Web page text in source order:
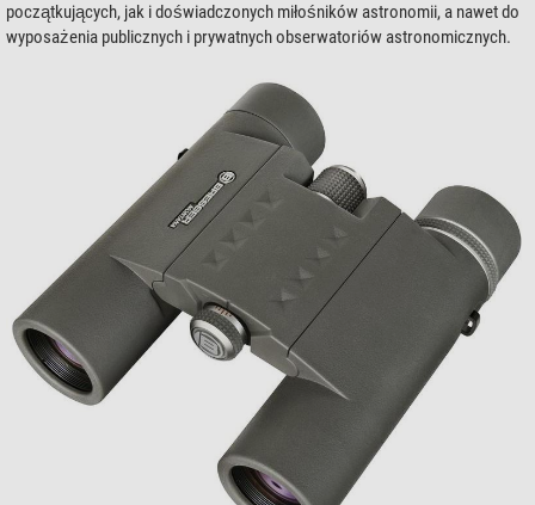
początkujących, jak i doświadczonych miłośników astronomii, a nawet do
wyposażenia publicznych i prywatnych obserwatoriów astronomicznych.